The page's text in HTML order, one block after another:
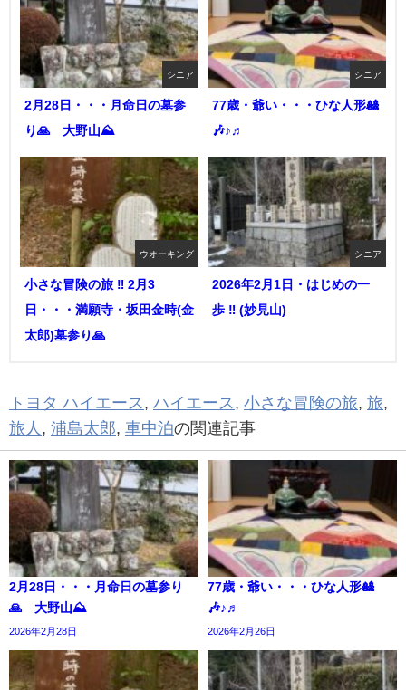
シニア
2月28日・・・月命日の墓参
り🙏 大野山⛰️
シニア
77歳・爺い・・・ひな人形🎎
🎶♪♬
ウオーキング
小さな冒険の旅 ‼︎ 2月3
日・・・満願寺・坂田金時(金
太郎)墓参り🙏
シニア
2026年2月1日・はじめの一
歩 ‼︎ (妙見山)
トヨタ ハイエース , ハイエース , 小さな冒険の旅, 旅,
旅人 , 浦島太郎, 車中泊の関連記事
2月28日・・・月命日の墓参り
🙏 大野山⛰️
2026年2月28日
77歳・爺い・・・ひな人形🎎
🎶♪♬
2026年2月26日